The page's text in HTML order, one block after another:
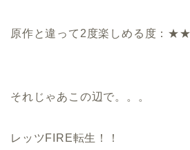
原作と違って2度楽しめる度
それじゃあこの辺で。。。
レッツFIRE転生！！